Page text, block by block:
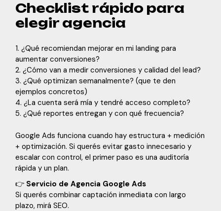
Checklist rápido para
elegir agencia
¿Qué recomiendan mejorar en mi landing para
aumentar conversiones?
¿Cómo van a medir conversiones y calidad del lead?
¿Qué optimizan semanalmente? (que te den
ejemplos concretos)
¿La cuenta será mía y tendré acceso completo?
¿Qué reportes entregan y con qué frecuencia?
Google Ads funciona cuando hay estructura + medición
+ optimización. Si querés evitar gasto innecesario y
escalar con control, el primer paso es una auditoría
rápida y un plan.
👉 Servicio de Agencia Google Ads
Si querés combinar captación inmediata con largo
plazo, miráSEO.